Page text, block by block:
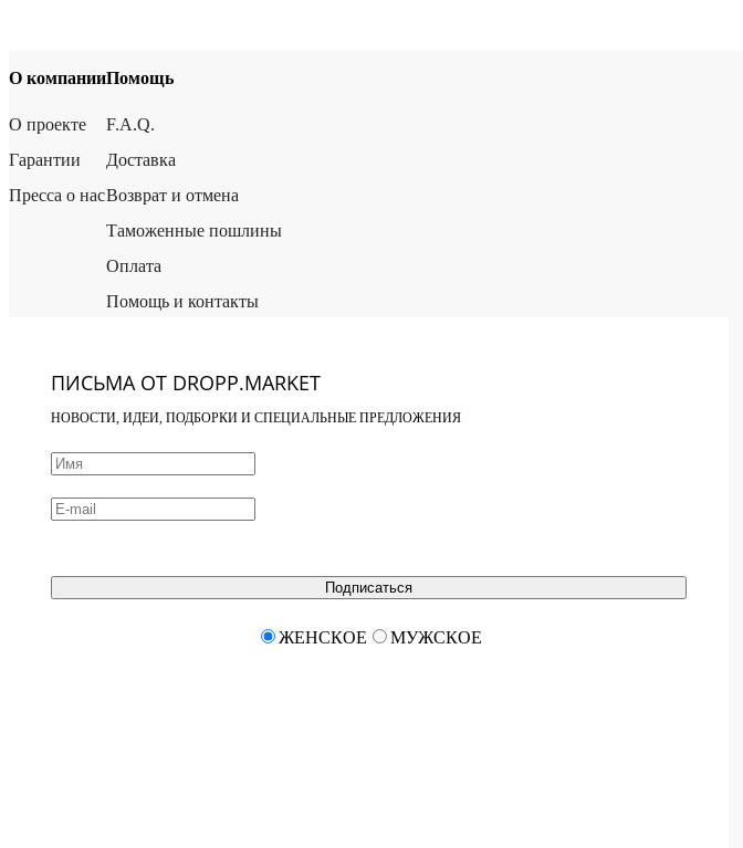
О компании
О проекте
Гарантии
Пресса о нас
Помощь
F.A.Q.
Доставка
Возврат и отмена
Таможенные пошлины
Оплата
Помощь и контакты
ПИСЬМА ОТ DROPP.MARKET
НОВОСТИ, ИДЕИ, ПОДБОРКИ И СПЕЦИАЛЬНЫЕ ПРЕДЛОЖЕНИЯ
Подписаться
ЖЕНСКОЕ МУЖСКОЕ